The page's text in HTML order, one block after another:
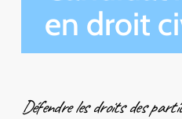
en droit
Défendre les droits des